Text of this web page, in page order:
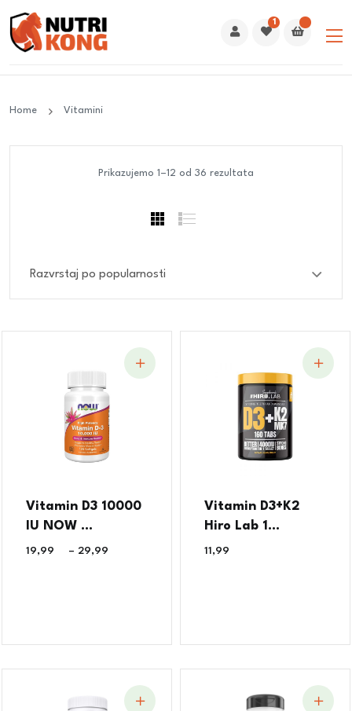
1
Home Vitamini
Prikazujemo 1–12 od 36 rezultata
Vitamin D3 10000
IU NOW ...
19,99 – 29,99
Vitamin D3+K2
Hiro Lab 1...
11,99